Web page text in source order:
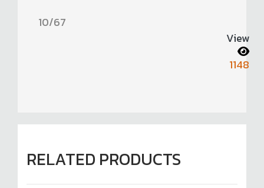
10/67
View
1148
RELATED PRODUCTS